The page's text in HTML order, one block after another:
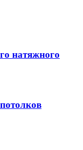
натяжного